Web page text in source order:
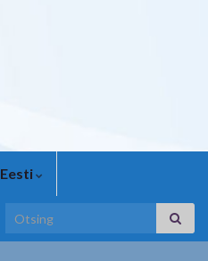
Eesti
Search for: